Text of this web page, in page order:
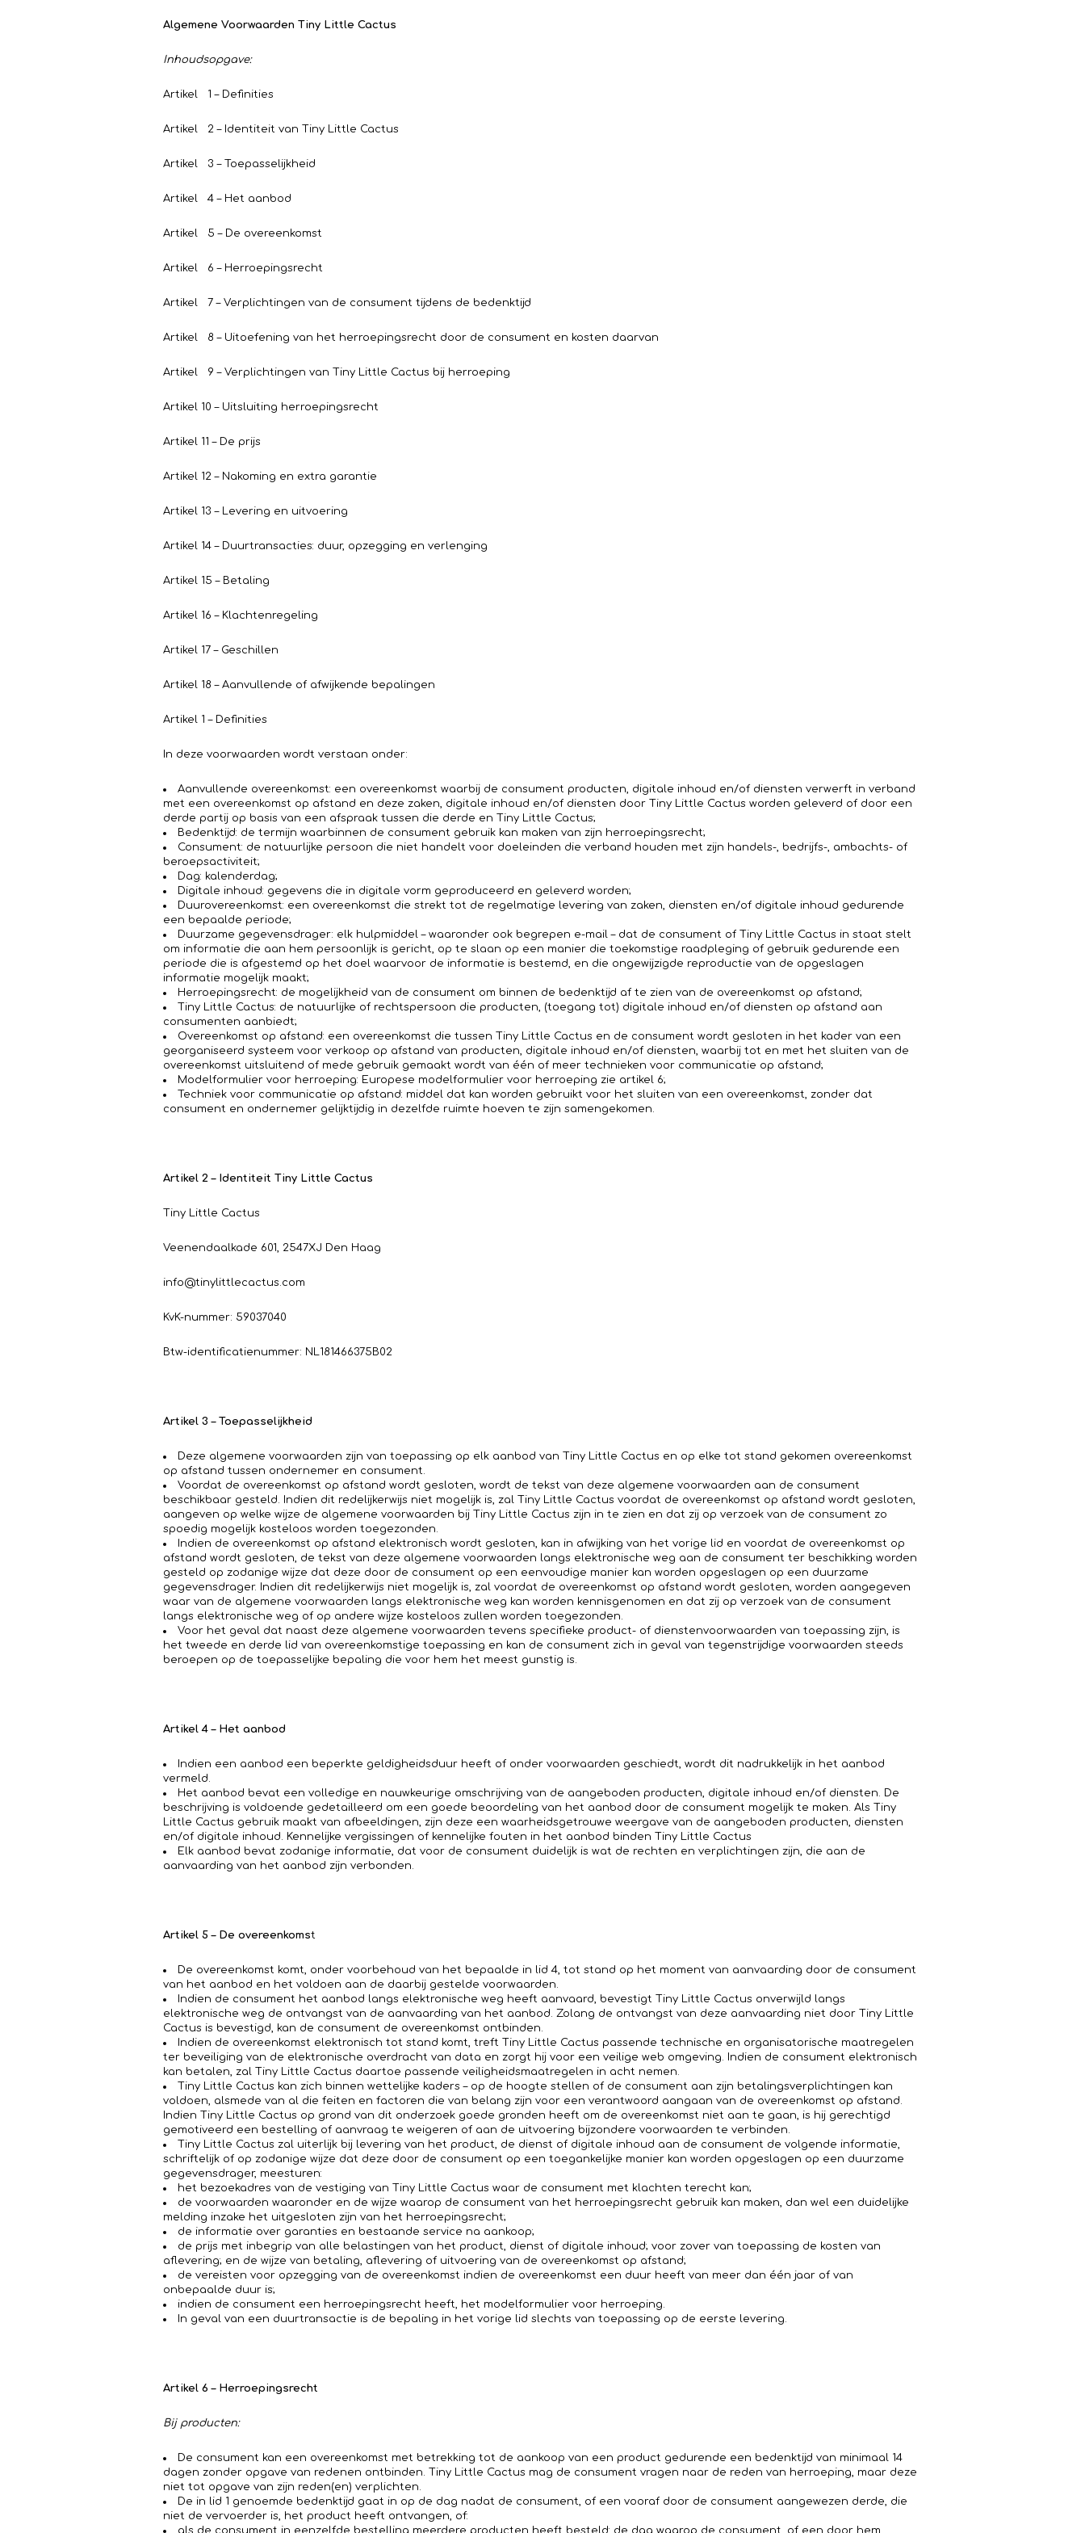
Algemene Voorwaarden Tiny Little Cactus
Inhoudsopgave:
Artikel 1 – Definities
Artikel 2 – Identiteit van Tiny Little Cactus
Artikel 3 – Toepasselijkheid
Artikel 4 – Het aanbod
Artikel 5 – De overeenkomst
Artikel 6 – Herroepingsrecht
Artikel 7 – Verplichtingen van de consument tijdens de bedenktijd
Artikel 8 – Uitoefening van het herroepingsrecht door de consument en kosten daarvan
Artikel 9 – Verplichtingen van Tiny Little Cactus bij herroeping
Artikel 10 – Uitsluiting herroepingsrecht
Artikel 11 – De prijs
Artikel 12 – Nakoming en extra garantie
Artikel 13 – Levering en uitvoering
Artikel 14 – Duurtransacties: duur, opzegging en verlenging
Artikel 15 – Betaling
Artikel 16 – Klachtenregeling
Artikel 17 – Geschillen
Artikel 18 – Aanvullende of afwijkende bepalingen
Artikel 1 – Definities
In deze voorwaarden wordt verstaan onder:
Aanvullende overeenkomst: een overeenkomst waarbij de consument producten, digitale inhoud en/of diensten verwerft in verband
met een overeenkomst op afstand en deze zaken, digitale inhoud en/of diensten door Tiny Little Cactus worden geleverd of door een
derde partij op basis van een afspraak tussen die derde en Tiny Little Cactus;
Bedenktijd: de termijn waarbinnen de consument gebruik kan maken van zijn herroepingsrecht;
Consument: de natuurlijke persoon die niet handelt voor doeleinden die verband houden met zijn handels-, bedrijfs-, ambachts- of
beroepsactiviteit;
Dag: kalenderdag;
Digitale inhoud: gegevens die in digitale vorm geproduceerd en geleverd worden;
Duurovereenkomst: een overeenkomst die strekt tot de regelmatige levering van zaken, diensten en/of digitale inhoud gedurende
een bepaalde periode;
Duurzame gegevensdrager: elk hulpmiddel – waaronder ook begrepen e-mail – dat de consument of Tiny Little Cactus in staat stelt
om informatie die aan hem persoonlijk is gericht, op te slaan op een manier die toekomstige raadpleging of gebruik gedurende een
periode die is afgestemd op het doel waarvoor de informatie is bestemd, en die ongewijzigde reproductie van de opgeslagen
informatie mogelijk maakt;
Herroepingsrecht: de mogelijkheid van de consument om binnen de bedenktijd af te zien van de overeenkomst op afstand;
Tiny Little Cactus: de natuurlijke of rechtspersoon die producten, (toegang tot) digitale inhoud en/of diensten op afstand aan
consumenten aanbiedt;
Overeenkomst op afstand: een overeenkomst die tussen Tiny Little Cactus en de consument wordt gesloten in het kader van een
georganiseerd systeem voor verkoop op afstand van producten, digitale inhoud en/of diensten, waarbij tot en met het sluiten van de
overeenkomst uitsluitend of mede gebruik gemaakt wordt van één of meer technieken voor communicatie op afstand;
Modelformulier voor herroeping: Europese modelformulier voor herroeping zie artikel 6;
Techniek voor communicatie op afstand: middel dat kan worden gebruikt voor het sluiten van een overeenkomst, zonder dat
consument en ondernemer gelijktijdig in dezelfde ruimte hoeven te zijn samengekomen.
Artikel 2 – Identiteit Tiny Little Cactus
Tiny Little Cactus
Veenendaalkade 601, 2547XJ Den Haag
info@tinylittlecactus.com
KvK-nummer: 59037040
Btw-identificatienummer: NL181466375B02
Artikel 3 – Toepasselijkheid
Deze algemene voorwaarden zijn van toepassing op elk aanbod van Tiny Little Cactus en op elke tot stand gekomen overeenkomst
op afstand tussen ondernemer en consument.
Voordat de overeenkomst op afstand wordt gesloten, wordt de tekst van deze algemene voorwaarden aan de consument
beschikbaar gesteld. Indien dit redelijkerwijs niet mogelijk is, zal Tiny Little Cactus voordat de overeenkomst op afstand wordt gesloten,
aangeven op welke wijze de algemene voorwaarden bij Tiny Little Cactus zijn in te zien en dat zij op verzoek van de consument zo
spoedig mogelijk kosteloos worden toegezonden.
Indien de overeenkomst op afstand elektronisch wordt gesloten, kan in afwijking van het vorige lid en voordat de overeenkomst op
afstand wordt gesloten, de tekst van deze algemene voorwaarden langs elektronische weg aan de consument ter beschikking worden
gesteld op zodanige wijze dat deze door de consument op een eenvoudige manier kan worden opgeslagen op een duurzame
gegevensdrager. Indien dit redelijkerwijs niet mogelijk is, zal voordat de overeenkomst op afstand wordt gesloten, worden aangegeven
waar van de algemene voorwaarden langs elektronische weg kan worden kennisgenomen en dat zij op verzoek van de consument
langs elektronische weg of op andere wijze kosteloos zullen worden toegezonden.
Voor het geval dat naast deze algemene voorwaarden tevens specifieke product- of dienstenvoorwaarden van toepassing zijn, is
het tweede en derde lid van overeenkomstige toepassing en kan de consument zich in geval van tegenstrijdige voorwaarden steeds
beroepen op de toepasselijke bepaling die voor hem het meest gunstig is.
Artikel 4 – Het aanbod
Indien een aanbod een beperkte geldigheidsduur heeft of onder voorwaarden geschiedt, wordt dit nadrukkelijk in het aanbod
vermeld.
Het aanbod bevat een volledige en nauwkeurige omschrijving van de aangeboden producten, digitale inhoud en/of diensten. De
beschrijving is voldoende gedetailleerd om een goede beoordeling van het aanbod door de consument mogelijk te maken. Als Tiny
Little Cactus gebruik maakt van afbeeldingen, zijn deze een waarheidsgetrouwe weergave van de aangeboden producten, diensten
en/of digitale inhoud. Kennelijke vergissingen of kennelijke fouten in het aanbod binden Tiny Little Cactus
Elk aanbod bevat zodanige informatie, dat voor de consument duidelijk is wat de rechten en verplichtingen zijn, die aan de
aanvaarding van het aanbod zijn verbonden.
Artikel 5 – De overeenkomst
De overeenkomst komt, onder voorbehoud van het bepaalde in lid 4, tot stand op het moment van aanvaarding door de consument
van het aanbod en het voldoen aan de daarbij gestelde voorwaarden.
Indien de consument het aanbod langs elektronische weg heeft aanvaard, bevestigt Tiny Little Cactus onverwijld langs
elektronische weg de ontvangst van de aanvaarding van het aanbod. Zolang de ontvangst van deze aanvaarding niet door Tiny Little
Cactus is bevestigd, kan de consument de overeenkomst ontbinden.
Indien de overeenkomst elektronisch tot stand komt, treft Tiny Little Cactus passende technische en organisatorische maatregelen
ter beveiliging van de elektronische overdracht van data en zorgt hij voor een veilige web omgeving. Indien de consument elektronisch
kan betalen, zal Tiny Little Cactus daartoe passende veiligheidsmaatregelen in acht nemen.
Tiny Little Cactus kan zich binnen wettelijke kaders – op de hoogte stellen of de consument aan zijn betalingsverplichtingen kan
voldoen, alsmede van al die feiten en factoren die van belang zijn voor een verantwoord aangaan van de overeenkomst op afstand.
Indien Tiny Little Cactus op grond van dit onderzoek goede gronden heeft om de overeenkomst niet aan te gaan, is hij gerechtigd
gemotiveerd een bestelling of aanvraag te weigeren of aan de uitvoering bijzondere voorwaarden te verbinden.
Tiny Little Cactus zal uiterlijk bij levering van het product, de dienst of digitale inhoud aan de consument de volgende informatie,
schriftelijk of op zodanige wijze dat deze door de consument op een toegankelijke manier kan worden opgeslagen op een duurzame
gegevensdrager, meesturen:
het bezoekadres van de vestiging van Tiny Little Cactus waar de consument met klachten terecht kan;
de voorwaarden waaronder en de wijze waarop de consument van het herroepingsrecht gebruik kan maken, dan wel een duidelijke
melding inzake het uitgesloten zijn van het herroepingsrecht;
de informatie over garanties en bestaande service na aankoop;
de prijs met inbegrip van alle belastingen van het product, dienst of digitale inhoud; voor zover van toepassing de kosten van
aflevering; en de wijze van betaling, aflevering of uitvoering van de overeenkomst op afstand;
de vereisten voor opzegging van de overeenkomst indien de overeenkomst een duur heeft van meer dan één jaar of van
onbepaalde duur is;
indien de consument een herroepingsrecht heeft, het modelformulier voor herroeping.
In geval van een duurtransactie is de bepaling in het vorige lid slechts van toepassing op de eerste levering.
Artikel 6 – Herroepingsrecht
Bij producten:
De consument kan een overeenkomst met betrekking tot de aankoop van een product gedurende een bedenktijd van minimaal 14
dagen zonder opgave van redenen ontbinden. Tiny Little Cactus mag de consument vragen naar de reden van herroeping, maar deze
niet tot opgave van zijn reden(en) verplichten.
De in lid 1 genoemde bedenktijd gaat in op de dag nadat de consument, of een vooraf door de consument aangewezen derde, die
niet de vervoerder is, het product heeft ontvangen, of:
als de consument in eenzelfde bestelling meerdere producten heeft besteld: de dag waarop de consument, of een door hem